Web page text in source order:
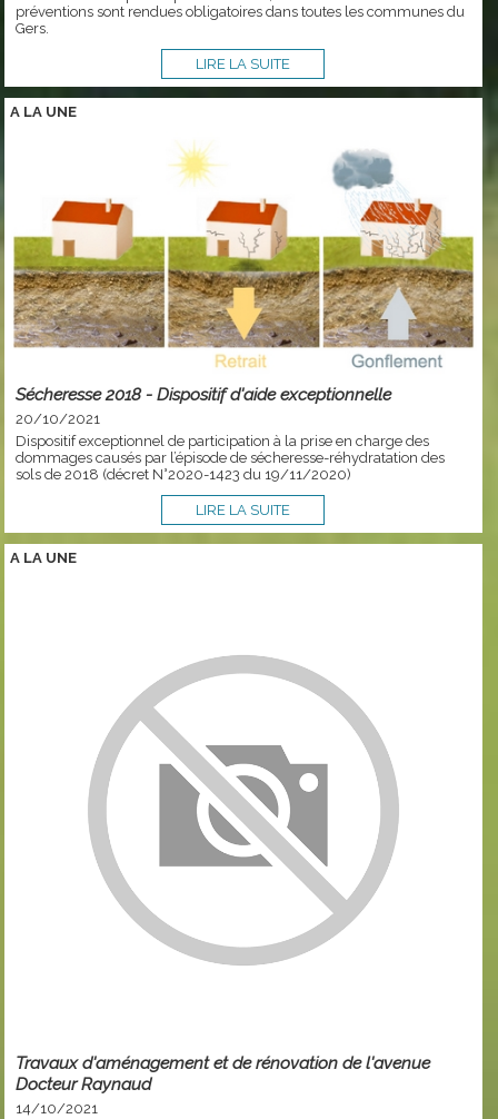
préventions sont rendues obligatoires dans toutes les communes du
Gers.
LIRE LA SUITE
A LA UNE
Sécheresse 2018 - Dispositif d'aide exceptionnelle
20/10/2021
Dispositif exceptionnel de participation à la prise en charge des
dommages causés par l’épisode de sécheresse-réhydratation des
sols de 2018 (décret N°2020-1423 du 19/11/2020)
LIRE LA SUITE
A LA UNE
Travaux d'aménagement et de rénovation de l'avenue
Docteur Raynaud
14/10/2021